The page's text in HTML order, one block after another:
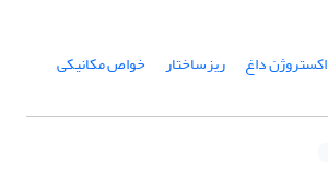
اکستروژن داغ ریزساختار خواص مکانیکی